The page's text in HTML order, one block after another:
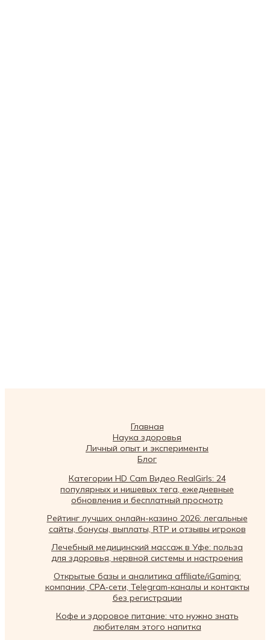
Главная
Наука здоровья
Личный опыт и эксперименты
Блог
Категории HD Cam Видео RealGirls: 24
популярных и нишевых тега, ежедневные
обновления и бесплатный просмотр
Рейтинг лучших онлайн-казино 2026: легальные
сайты, бонусы, выплаты, RTP и отзывы игроков
Лечебный медицинский массаж в Уфе: польза
для здоровья, нервной системы и настроения
Открытые базы и аналитика affiliate/iGaming:
компании, CPA‑сети, Telegram‑каналы и контакты
без регистрации
Кофе и здоровое питание: что нужно знать
любителям этого напитка